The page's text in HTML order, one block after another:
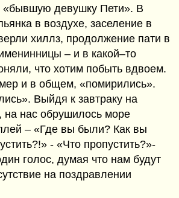
«бывшую девушку Пети». В
в воздухе, заселение в
хиллз, продолжение пати в
– и в какой–то
что хотим побыть вдвоем.
и в общем, «помирились».
Выйдя к завтраку на
нас обрушилось море
– «Где вы были? Как вы
- «Что пропустить?»-
голос, думая что нам будут
на поздравлении